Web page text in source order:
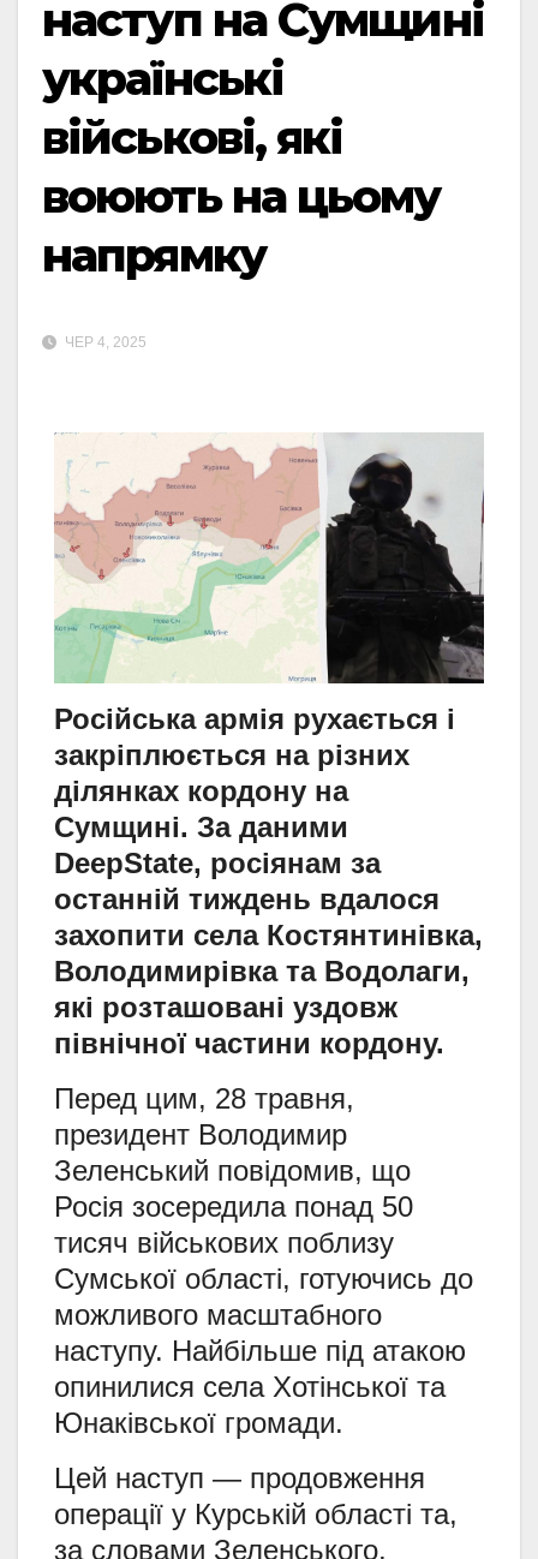
наступ на Сумщині
українські
військові, які
воюють на цьому
напрямку
ЧЕР 4, 2025
Російська армія рухається і
закріплюється на різних
ділянках кордону на
Сумщині. За даними
DeepState, росіянам за
останній тиждень вдалося
захопити села Костянтинівка,
Володимирівка та Водолаги,
які розташовані уздовж
північної частини кордону.
Перед цим, 28 травня,
президент Володимир
Зеленський повідомив, що
Росія зосередила понад 50
тисяч військових поблизу
Сумської області, готуючись до
можливого масштабного
наступу. Найбільше під атакою
опинилися села Хотінської та
Юнаківської громади.
Цей наступ — продовження
операції у Курській області та,
за словами Зеленського,